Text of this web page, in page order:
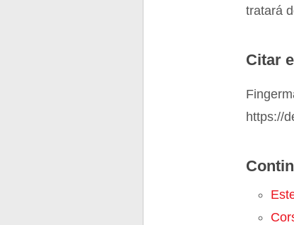
tratará
Citar
https://